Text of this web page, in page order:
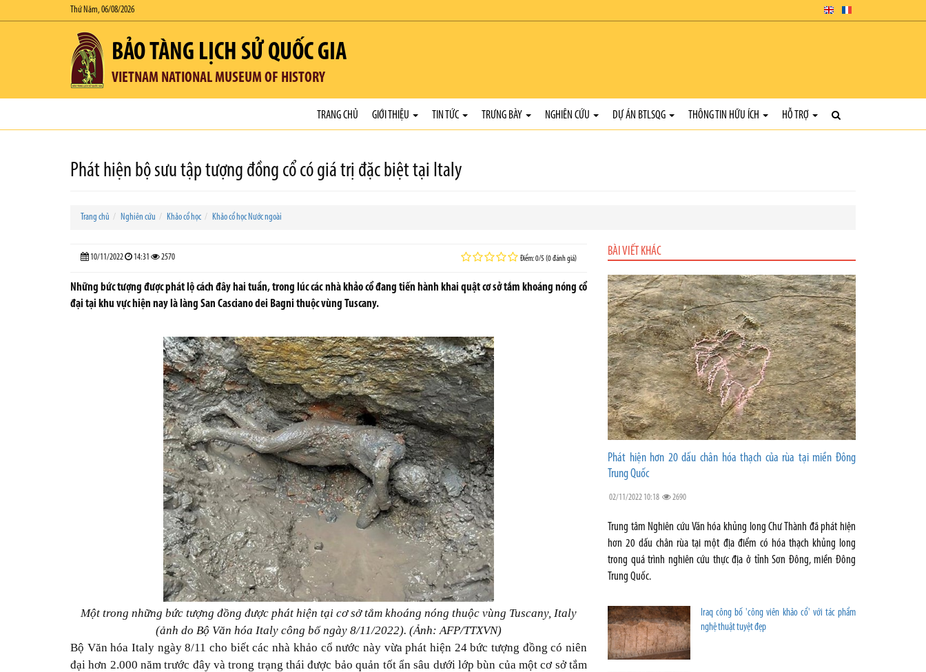
Thứ Năm, 06/08/2026
BẢO TÀNG LỊCH SỬ QUỐC GIA
VIETNAM NATIONAL MUSEUM OF HISTORY
TRANG CHỦ GIỚI THIỆU TIN TỨC TRƯNG BÀY NGHIÊN CỨU DỰ ÁN BTLSQG THÔNG TIN HỮU ÍCH HỖ TRỢ
Phát hiện bộ sưu tập tượng đồng cổ có giá trị đặc biệt tại Italy
Trang chủ Nghiên cứu Khảo cổ học Khảo cổ học Nước ngoài
10/11/2022 14:31 2570 Điểm: 0/5 (0 đánh giá)
Những bức tượng được phát lộ cách đây hai tuần, trong lúc các nhà khảo cổ đang tiến hành khai quật cơ sở tắm khoáng nóng cổ
đại tại khu vực hiện nay là làng San Casciano dei Bagni thuộc vùng Tuscany.
Một trong những bức tượng đồng được phát hiện tại cơ sở tắm khoáng nóng thuộc vùng Tuscany, Italy
(ảnh do Bộ Văn hóa Italy công bố ngày 8/11/2022). (Ảnh: AFP/TTXVN)
Bộ Văn hóa Italy ngày 8/11 cho biết các nhà khảo cổ nước này vừa phát hiện 24 bức tượng đồng có niên
đại hơn 2.000 năm trước đây và trong trạng thái được bảo quản tốt ẩn sâu dưới lớp bùn của một cơ sở tắm
BÀI VIẾT KHÁC
Phát hiện hơn 20 dấu chân hóa thạch của rùa tại miền Đông
Trung Quốc
02/11/2022 10:18 2690
Trung tâm Nghiên cứu Văn hóa khủng long Chư Thành đã phát hiện
hơn 20 dấu chân rùa tại một địa điểm có hóa thạch khủng long
trong quá trình nghiên cứu thực địa ở tỉnh Sơn Đông, miền Đông
Trung Quốc.
Iraq công bố 'công viên khảo cổ' với tác phẩm
nghệ thuật tuyệt đẹp